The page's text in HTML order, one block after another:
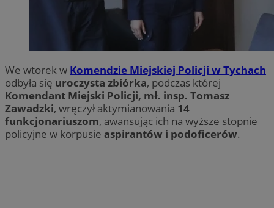
We wtorek w Komendzie Miejskiej Policji w Tychach
odbyła się uroczysta zbiórka, podczas której
Komendant Miejski Policji, mł. insp. Tomasz
Zawadzki, wręczył aktymianowania 14
funkcjonariuszom, awansując ich na wyższe stopnie
policyjne w korpusie aspirantów i podoficerów.